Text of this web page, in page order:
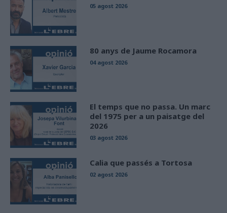
05 agost 2026
80 anys de Jaume Rocamora
04 agost 2026
El temps que no passa. Un marc
del 1975 per a un paisatge del
2026
03 agost 2026
Calia que passés a Tortosa
02 agost 2026